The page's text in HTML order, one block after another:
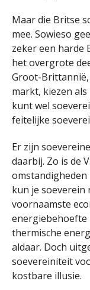
Maar die Britse
mee. Sowieso
zeker een harde
het overgrote
Groot-
markt, kiezen
kunt wel
feitelijke
Er zijn
daarbij. Zo is de
omstandigheden
kun je soeverein
voornaamste
energiebehoefte
thermische
aldaar. Doch
soevereiniteit
kostbare illusie.